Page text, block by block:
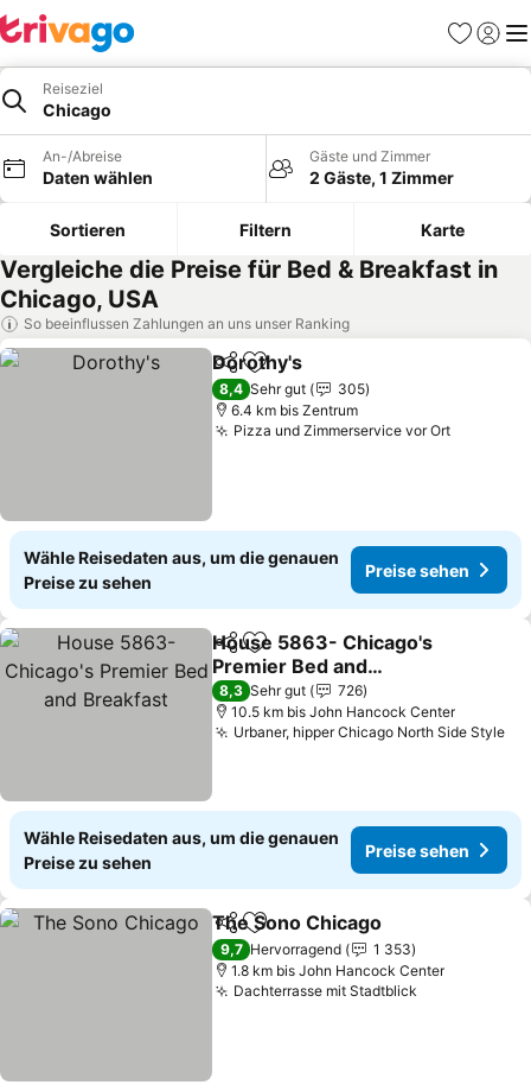
Favoriten
Reiseziel
Chicago
An-/Abreise
Daten wählen
Gäste und Zimmer
2 Gäste, 1 Zimmer
Sortieren Filtern Karte
Vergleiche die Preise für Bed & Breakfast in
Chicago, USA
So beeinflussen Zahlungen an uns unser Ranking
TeilenZu Favoriten hinzufügen
Dorothy's
8,4 Sehr gut
305
6.4 km bis Zentrum
Pizza und Zimmerservice vor Ort
Wähle Reisedaten aus, um die genauen
Preise zu sehen
Preise sehen
TeilenZu Favoriten hinzufügen
House 5863- Chicago's
Premier Bed and
Breakfast
8,3 Sehr gut
726
10.5 km bis John Hancock Center
Urbaner, hipper Chicago North Side Style
Wähle Reisedaten aus, um die genauen
Preise zu sehen
Preise sehen
TeilenZu Favoriten hinzufügen
The Sono Chicago
9,7 Hervorragend
1 353
1.8 km bis John Hancock Center
Dachterrasse mit Stadtblick